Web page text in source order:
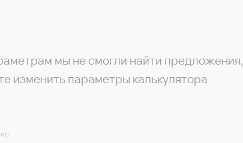
мы не смогли найти предложения,
изменить параметры калькулятора